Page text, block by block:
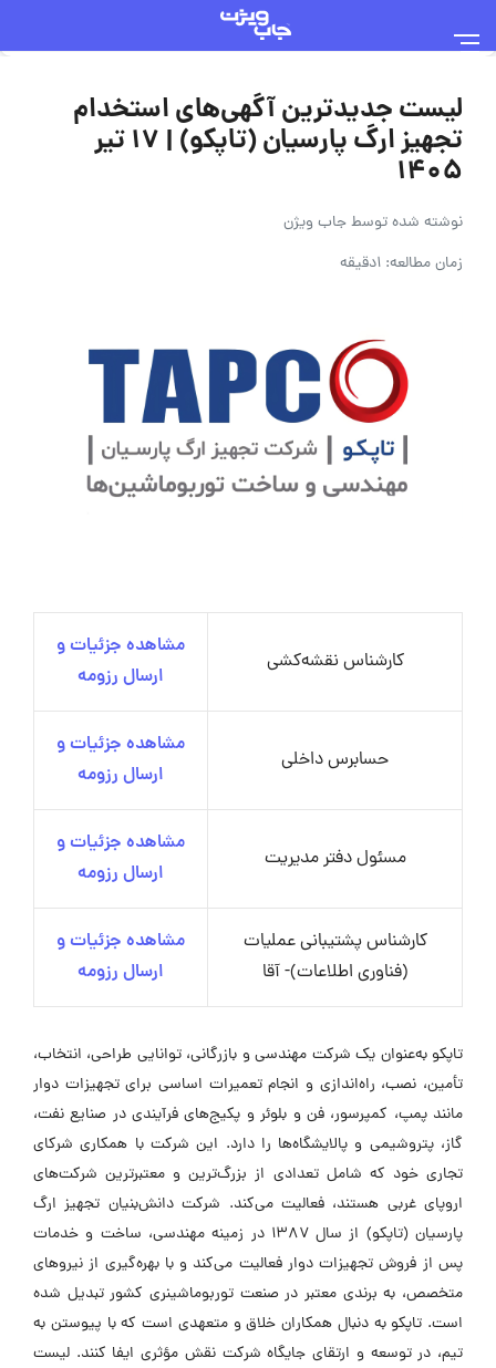
لیست جدیدترین آگهی‌های استخدام
تجهیز ارگ پارسیان (تاپکو) | ۱۷ تیر
۱۴۰۵
نوشته شده توسطجاب ویژن
زمان مطالعه: 1دقیقه
کارشناس نقشه‌کشی
مشاهده جزئیات و
ارسال رزومه
حسابرس داخلی
مشاهده جزئیات و
ارسال رزومه
مسئول دفتر مدیریت
مشاهده جزئیات و
ارسال رزومه
کارشناس پشتیبانی عملیات
(فناوری اطلاعات)- آقا
مشاهده جزئیات و
ارسال رزومه
تاپکو به‌عنوان یک شرکت مهندسی و بازرگانی، توانایی طراحی، انتخاب،
تأمین، نصب، راه‌اندازی و انجام تعمیرات اساسی برای تجهیزات دوار
مانند پمپ، کمپرسور، فن و بلوئر و پکیج‌های فرآیندی در صنایع نفت،
گاز، پتروشیمی و پالایشگاه‌ها را دارد. این شرکت با همکاری شرکای
تجاری خود که شامل تعدادی از بزرگ‌ترین و معتبرترین شرکت‌های
اروپای غربی هستند، فعالیت می‌کند. شرکت دانش‌بنیان تجهیز ارگ
پارسیان (تاپکو) از سال ۱۳۸۷ در زمینه مهندسی، ساخت و خدمات
پس از فروش تجهیزات دوار فعالیت می‌کند و با بهره‌گیری از نیروهای
متخصص، به برندی معتبر در صنعت توربوماشینری کشور تبدیل شده
است. تاپکو به دنبال همکاران خلاق و متعهدی است که با پیوستن به
تیم، در توسعه و ارتقای جایگاه شرکت نقش مؤثری ایفا کنند. لیست